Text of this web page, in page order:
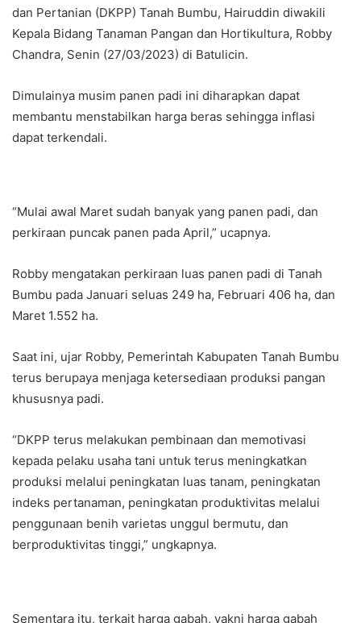
dan Pertanian (DKPP) Tanah Bumbu, Hairuddin diwakili
Kepala Bidang Tanaman Pangan dan Hortikultura, Robby
Chandra, Senin (27/03/2023) di Batulicin.
Dimulainya musim panen padi ini diharapkan dapat
membantu menstabilkan harga beras sehingga inflasi
dapat terkendali.
“Mulai awal Maret sudah banyak yang panen padi, dan
perkiraan puncak panen pada April,” ucapnya.
Robby mengatakan perkiraan luas panen padi di Tanah
Bumbu pada Januari seluas 249 ha, Februari 406 ha, dan
Maret 1.552 ha.
Saat ini, ujar Robby, Pemerintah Kabupaten Tanah Bumbu
terus berupaya menjaga ketersediaan produksi pangan
khususnya padi.
“DKPP terus melakukan pembinaan dan memotivasi
kepada pelaku usaha tani untuk terus meningkatkan
produksi melalui peningkatan luas tanam, peningkatan
indeks pertanaman, peningkatan produktivitas melalui
penggunaan benih varietas unggul bermutu, dan
berproduktivitas tinggi,” ungkapnya.
Sementara itu, terkait harga gabah, yakni harga gabah